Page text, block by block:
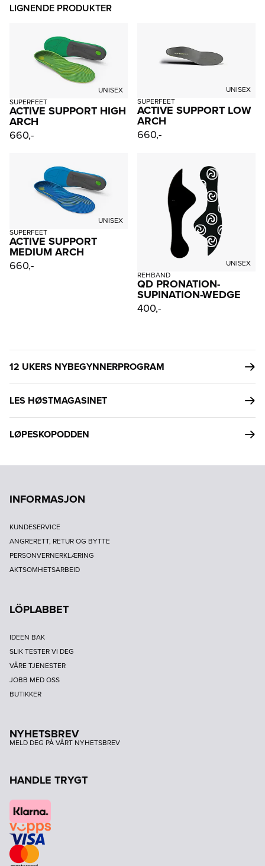
LIGNENDE PRODUKTER
UNISEX
SUPERFEET
ACTIVE SUPPORT HIGH
ARCH
660,-
UNISEX
SUPERFEET
ACTIVE SUPPORT LOW
ARCH
660,-
UNISEX
SUPERFEET
ACTIVE SUPPORT
MEDIUM ARCH
660,-
UNISEX
REHBAND
QD PRONATION-
SUPINATION-WEDGE
400,-
12 UKERS NYBEGYNNERPROGRAM
LES HØSTMAGASINET
LØPESKOPODDEN
INFORMASJON
KUNDESERVICE
ANGRERETT, RETUR OG BYTTE
PERSONVERNERKLÆRING
AKTSOMHETSARBEID
LÖPLABBET
IDEEN BAK
SLIK TESTER VI DEG
VÅRE TJENESTER
JOBB MED OSS
BUTIKKER
NYHETSBREV
MELD DEG PÅ VÅRT NYHETSBREV
HANDLE TRYGT